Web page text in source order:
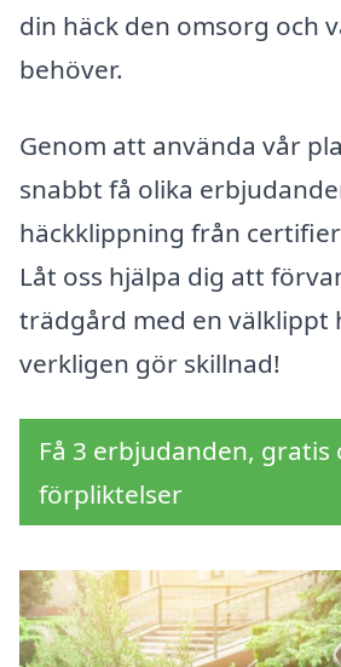
din häck den omsorg och
behöver.
Genom att använda vår
snabbt få olika
häckklippning från
Låt oss hjälpa dig att
trädgård med en välklippt
verkligen gör skillnad!
Få 3 erbjudanden, gratis
förpliktelser